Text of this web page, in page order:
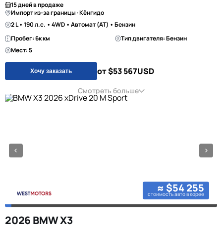
15 дней в продаже
Импорт из-за границы · Кёнгидо
2 L • 190 л.с. • 4WD • Автомат (AT) • Бензин
Пробег: 6к км
Тип двигателя: Бензин
Мест: 5
Хочу заказать от $53 567USD
Смотреть больше
≈ $54 255
стоимость авто в корее
2026 BMW X3